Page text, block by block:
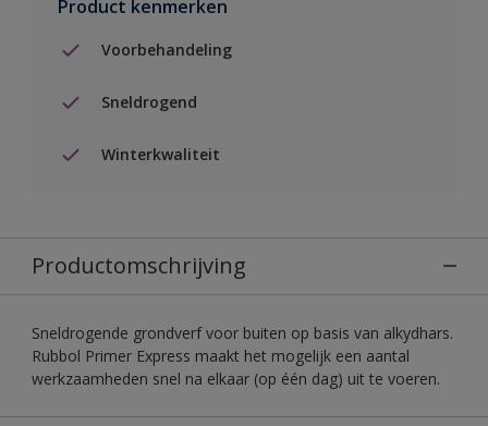
Product kenmerken
Voorbehandeling
Sneldrogend
Winterkwaliteit
Productomschrijving
Sneldrogende grondverf voor buiten op basis van alkydhars.
Rubbol Primer Express maakt het mogelijk een aantal
werkzaamheden snel na elkaar (op één dag) uit te voeren.